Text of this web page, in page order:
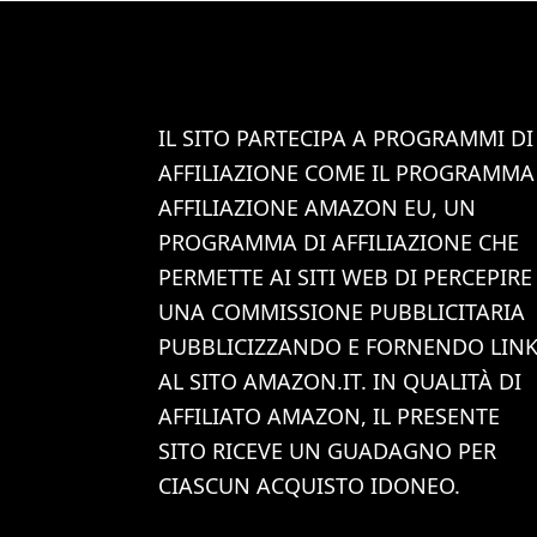
IL SITO PARTECIPA A PROGRAMMI DI
AFFILIAZIONE COME IL PROGRAMMA
AFFILIAZIONE AMAZON EU, UN
PROGRAMMA DI AFFILIAZIONE CHE
PERMETTE AI SITI WEB DI PERCEPIRE
UNA COMMISSIONE PUBBLICITARIA
PUBBLICIZZANDO E FORNENDO LINK
AL SITO AMAZON.IT. IN QUALITÀ DI
AFFILIATO AMAZON, IL PRESENTE
SITO RICEVE UN GUADAGNO PER
CIASCUN ACQUISTO IDONEO.